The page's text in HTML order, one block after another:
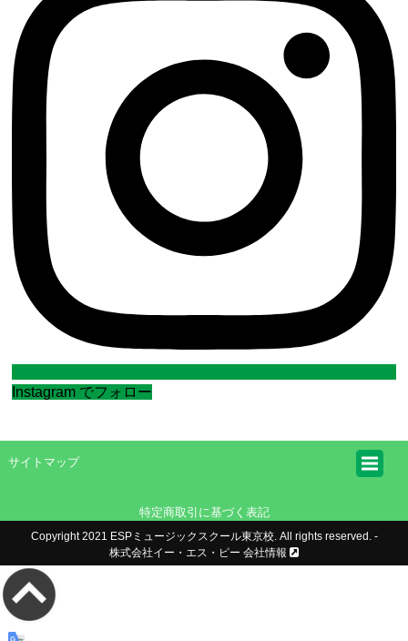
Instagram でフォロー
サイトマップ
特定商取引に基づく表記
Copyright 2021 ESPミュージックスクール東京校. All rights reserved. -
株式会社イー・エス・ピー 会社情報